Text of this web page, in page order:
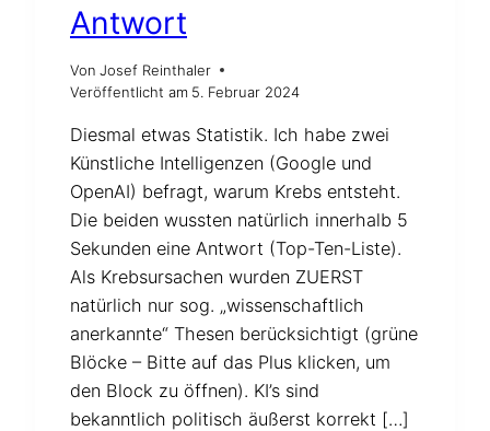
Antwort
Von Josef Reinthaler
Veröffentlicht am 5. Februar 2024
Diesmal etwas Statistik. Ich habe zwei
Künstliche Intelligenzen (Google und
OpenAI) befragt, warum Krebs entsteht.
Die beiden wussten natürlich innerhalb 5
Sekunden eine Antwort (Top-Ten-Liste).
Als Krebsursachen wurden ZUERST
natürlich nur sog. „wissenschaftlich
anerkannte“ Thesen berücksichtigt (grüne
Blöcke – Bitte auf das Plus klicken, um
den Block zu öffnen). KI’s sind
bekanntlich politisch äußerst korrekt […]